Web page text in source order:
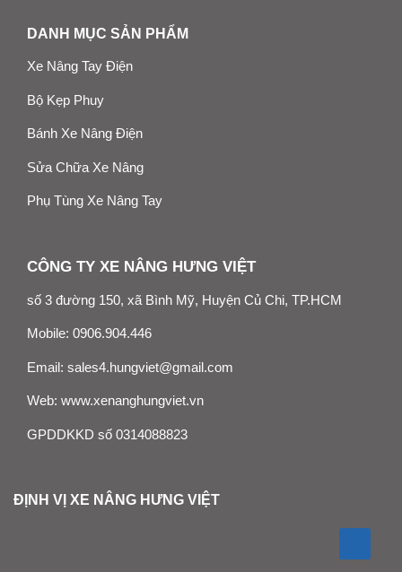
DANH MỤC SẢN PHẨM
Xe Nâng Tay Điện
Bộ Kẹp Phuy
Bánh Xe Nâng Điện
Sửa Chữa Xe Nâng
Phụ Tùng Xe Nâng Tay
CÔNG TY XE NÂNG HƯNG VIỆT
số 3 đường 150, xã Bình Mỹ, Huyện Củ Chi, TP.HCM
Mobile: 0906.904.446
Email: sales4.hungviet@gmail.com
Web: www.xenanghungviet.vn
GPDDKKD số 0314088823
ĐỊNH VỊ XE NÂNG HƯNG VIỆT